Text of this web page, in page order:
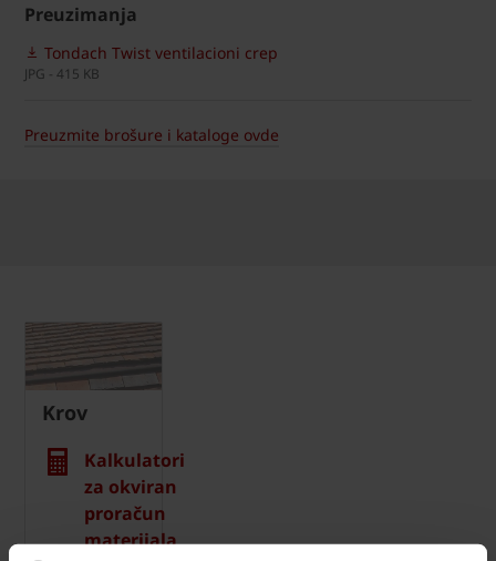
Preuzimanja
Tondach Twist ventilacioni crep
JPG - 415 KB
Preuzmite brošure i kataloge ovde
Krov
Kalkulatori
za okviran
proračun
materijala